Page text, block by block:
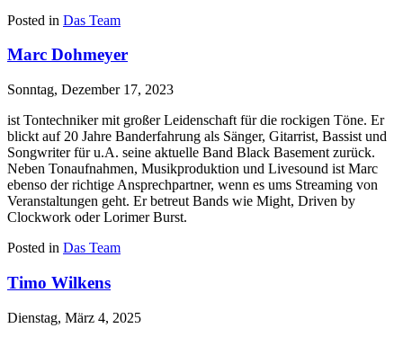
Posted in Das Team
Marc Dohmeyer
Sonntag, Dezember 17, 2023
ist Tontechniker mit großer Leidenschaft für die rockigen Töne. Er
blickt auf 20 Jahre Banderfahrung als Sänger, Gitarrist, Bassist und
Songwriter für u.A. seine aktuelle Band Black Basement zurück.
Neben Tonaufnahmen, Musikproduktion und Livesound ist Marc
ebenso der richtige Ansprechpartner, wenn es ums Streaming von
Veranstaltungen geht. Er betreut Bands wie Might, Driven by
Clockwork oder Lorimer Burst.
Posted in Das Team
Timo Wilkens
Dienstag, März 4, 2025